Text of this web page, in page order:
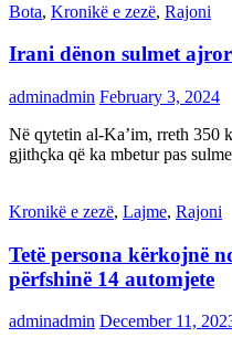
Bota, Kronikë e zezë, Rajoni
Irani dënon sulmet
adminadmin February 3, 2024
Në qytetin al-Ka’im, rreth 350
gjithçka që ka mbetur pas
Kronikë e zezë, Lajme, Rajoni
Tetë persona kërkojnë
përfshinë 14 automjete
adminadmin December 11,